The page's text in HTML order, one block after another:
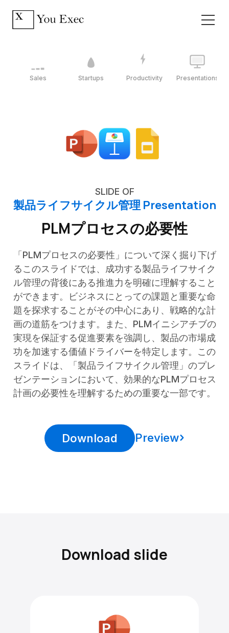
Sales Startups Productivity Presentations
SLIDE OF
製品ライフサイクル管理 Presentation
PLMプロセスの必要性
「PLMプロセスの必要性」について深く掘り下げ
るこのスライドでは、成功する製品ライフサイク
ル管理の背後にある推進力を明確に理解すること
ができます。ビジネスにとっての課題と重要な命
題を探求することがその中心にあり、戦略的な計
画の道筋をつけます。また、PLMイニシアチブの
実現を保証する促進要素を強調し、製品の市場成
功を加速する価値ドライバーを特定します。この
スライドは、「製品ライフサイクル管理」のプレ
ゼンテーションにおいて、効果的なPLMプロセス
計画の必要性を理解するための重要な一部です。
Download Preview
Download slide